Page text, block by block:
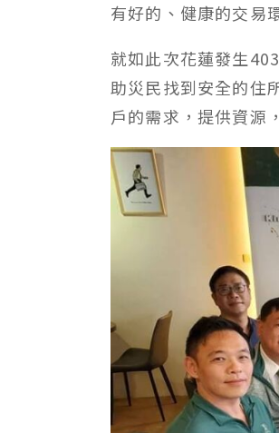
有好的、健康的交易
就如此次花蓮發生
助災民找到安全的住
戶的需求，提供資源